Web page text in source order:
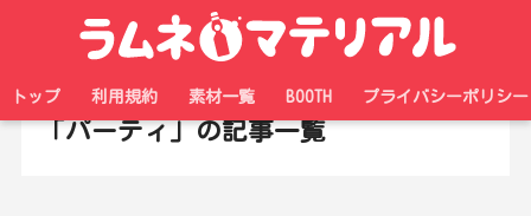
トップ 利用規約 素材一覧 BOOTH プライバシーポリシー
「パーティ」の記事一覧